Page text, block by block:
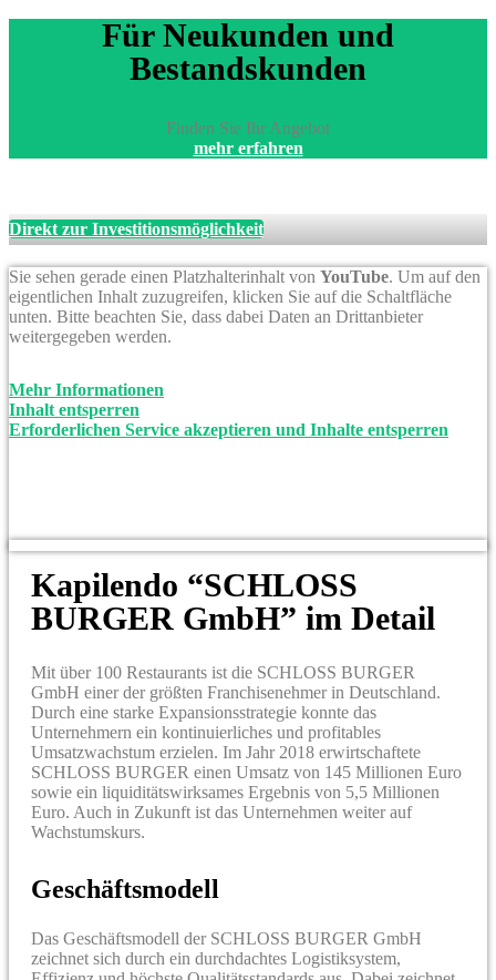
Für Neukunden und
Bestandskunden
Finden Sie Ihr Angebot
mehr erfahren
Direkt zur Investitionsmöglichkeit
Sie sehen gerade einen Platzhalterinhalt von YouTube. Um auf den
eigentlichen Inhalt zuzugreifen, klicken Sie auf die Schaltfläche
unten. Bitte beachten Sie, dass dabei Daten an Drittanbieter
weitergegeben werden.
Mehr Informationen
Inhalt entsperren
Erforderlichen Service akzeptieren und Inhalte entsperren
Kapilendo “SCHLOSS
BURGER GmbH” im Detail
Mit über 100 Restaurants ist die SCHLOSS BURGER
GmbH einer der größten Franchisenehmer in Deutschland.
Durch eine starke Expansionsstrategie konnte das
Unternehmern ein kontinuierliches und profitables
Umsatzwachstum erzielen. Im Jahr 2018 erwirtschaftete
SCHLOSS BURGER einen Umsatz von 145 Millionen Euro
sowie ein liquiditätswirksames Ergebnis von 5,5 Millionen
Euro. Auch in Zukunft ist das Unternehmen weiter auf
Wachstumskurs.
Geschäftsmodell
Das Geschäftsmodell der SCHLOSS BURGER GmbH
zeichnet sich durch ein durchdachtes Logistiksystem,